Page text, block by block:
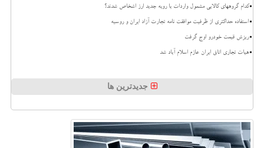
کدام گروههای کالایی مشمول واردات با رویه جدید ارز اشخاص شدند؟
استفاده حداکثری از ظرفیت موافقت نامه تجارت آزاد ایران و روسیه
ریزش قیمت خودرو اوج گرفت
هیات تجاری اتاق ایران عازم اسلام آباد شد
جدیدترین ها